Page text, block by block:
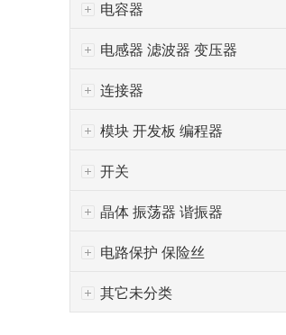
电容器
电感器 滤波器 变压器
连接器
模块 开发板 编程器
开关
晶体 振荡器 谐振器
电路保护 保险丝
其它未分类